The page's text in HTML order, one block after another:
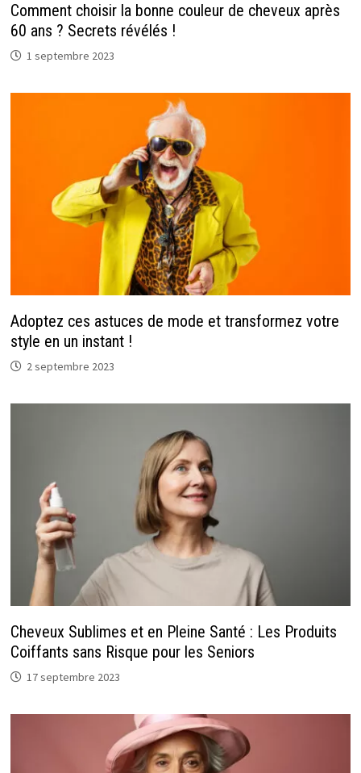
Comment choisir la bonne couleur de cheveux après
60 ans ? Secrets révélés !
1 septembre 2023
Adoptez ces astuces de mode et transformez votre
style en un instant !
2 septembre 2023
Cheveux Sublimes et en Pleine Santé : Les Produits
Coiffants sans Risque pour les Seniors
17 septembre 2023